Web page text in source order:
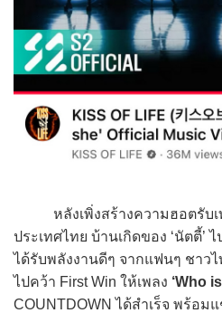
หลังเพิ่งสร้างความฮอตรับเ
ประเทศไทย บ้านเกิดของ ‘นัตตี้’
ได้รับพลังงานดีๆ จากแฟนๆ ชาว
ไปคว้า First Win ให้เพลง ‘Who
COUNTDOWN ได้สำเร็จ พร้อ